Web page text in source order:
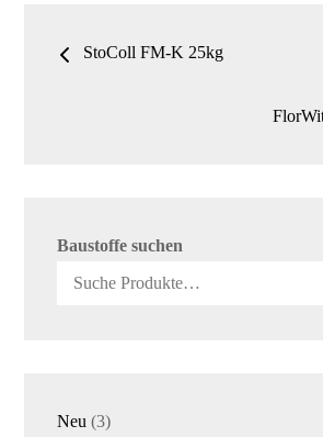
Beitrags-
StoColl FM-K 25kg
Baustoffe suchen
Neu 33